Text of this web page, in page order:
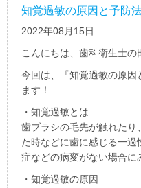
知覚過敏の原因と予防
2022年08月15日
こんにちは、歯科衛生士の
今回は、『知覚過敏の原因
ます！
・知覚過敏とは
歯ブラシの毛先が触れたり
た時などに歯に感じる一
症などの病変がない場合に
・知覚過敏の原因